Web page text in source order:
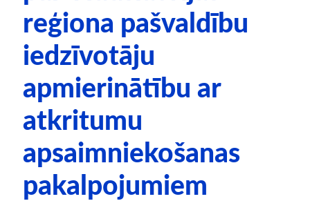
reģiona pašvaldību
iedzīvotāju
apmierinātību ar
atkritumu
apsaimniekošanas
pakalpojumiem